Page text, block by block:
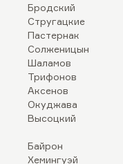
Бродский
Стругацкие
Пастернак
Солженицын
Шаламов
Трифонов
Аксенов
Окуджава
Высоцкий
Байрон
Хемингуэй